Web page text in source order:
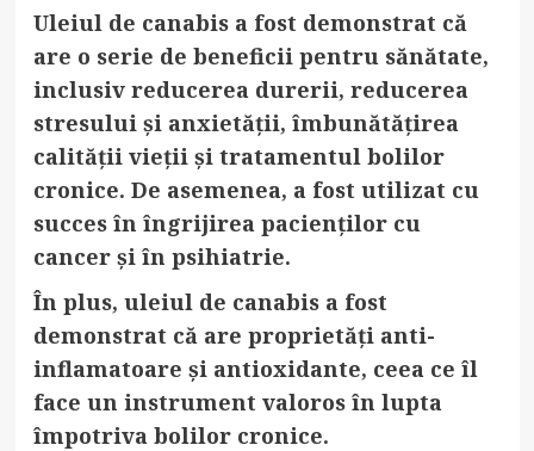
Uleiul de canabis a fost demonstrat că
are o serie de beneficii pentru sănătate,
inclusiv reducerea durerii, reducerea
stresului și anxietății, îmbunătățirea
calității vieții și tratamentul bolilor
cronice. De asemenea, a fost utilizat cu
succes în îngrijirea pacienților cu
cancer și în psihiatrie.
În plus, uleiul de canabis a fost
demonstrat că are proprietăți anti-
inflamatoare și antioxidante, ceea ce îl
face un instrument valoros în lupta
împotriva bolilor cronice.